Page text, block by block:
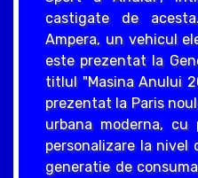
castigate de
Ampera, un vehicul
este prezentat la
titlul "Masina Anului
prezentat la Paris
urbana moderna,
personalizare la nivel
generatie de